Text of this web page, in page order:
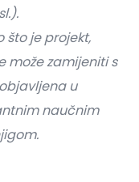
što je projekt,
može zamijeniti s
u
naučnim